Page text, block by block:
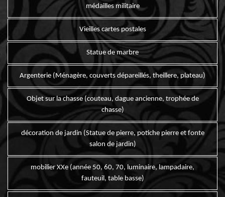
médailles militaire
Vieilles cartes postales
Statue de marbre
Argenterie (Ménagère, couverts dépareillés, theillere, plateau)
Objet sur la chasse (couteau, dague ancienne, trophée de
chasse)
décoration de jardin (Statue de pierre, potiche pierre et fonte
salon de jardin)
mobilier XXe (année 50, 60, 70, luminaire, lampadaire,
fauteuil, table basse)